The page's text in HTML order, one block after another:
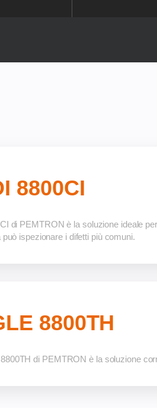
8800CI
di PEMTRON è la soluzione ideale
ispezionare i difetti più comuni.
8800TH
di PEMTRON è la soluzione